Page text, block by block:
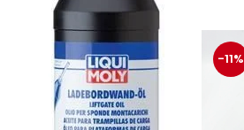
-11%